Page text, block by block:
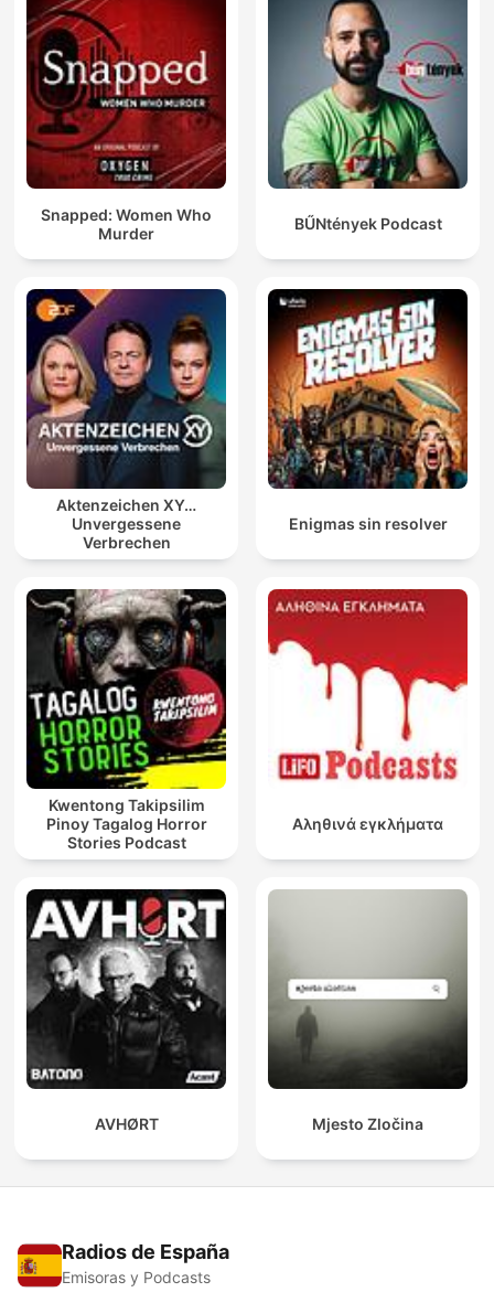
Snapped: Women Who
Murder
BŰNtények Podcast
Aktenzeichen XY…
Unvergessene
Verbrechen
Enigmas sin resolver
Kwentong Takipsilim
Pinoy Tagalog Horror
Stories Podcast
Αληθινά εγκλήματα
AVHØRT Mjesto Zločina
Radios de España
Emisoras y Podcasts